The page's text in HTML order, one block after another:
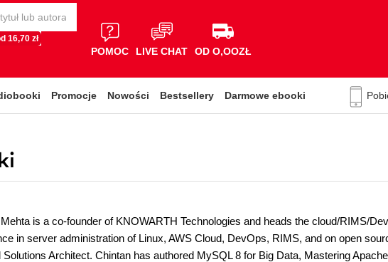
16,70 zł
POMOC LIVE CHAT OD O,OOZŁ
Promocje Nowości Bestsellery Darmowe ebooki
is a co-founder of KNOWARTH Technologies and heads the cloud/RIMS/
in server administration of Linux, AWS Cloud, DevOps, RIMS, and on open
Solutions Architect. Chintan has authored MySQL 8 for Big Data, Mastering